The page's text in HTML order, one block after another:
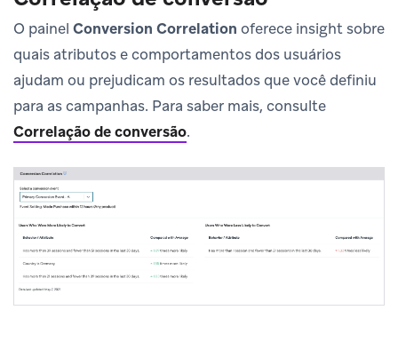
O painel Conversion Correlation oferece insight sobre
quais atributos e comportamentos dos usuários
ajudam ou prejudicam os resultados que você definiu
para as campanhas. Para saber mais, consulte
Correlação de conversão.